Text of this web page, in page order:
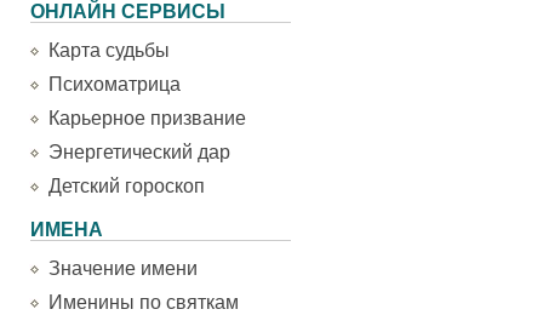
ОНЛАЙН СЕРВИСЫ
Карта судьбы
Психоматрица
Карьерное призвание
Энергетический дар
Детский гороскоп
ИМЕНА
Значение имени
Именины по святкам